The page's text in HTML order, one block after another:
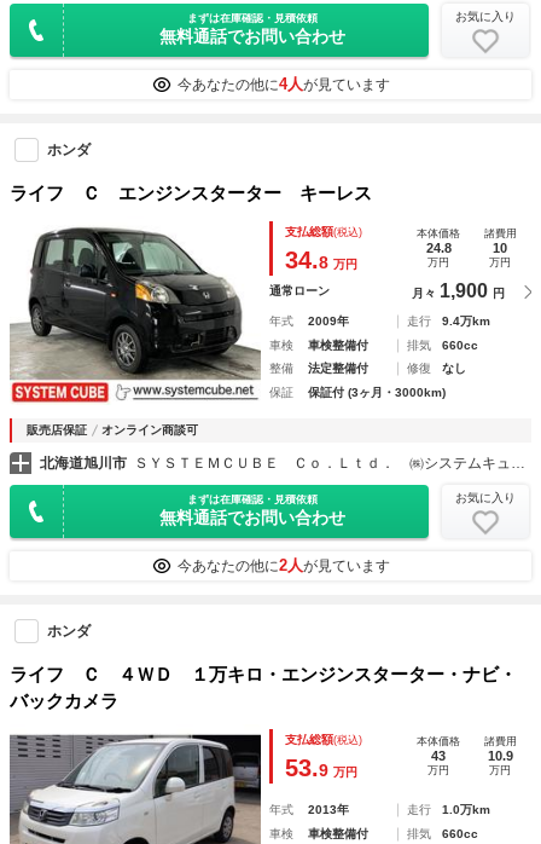
まずは在庫確認・見積依頼
無料通話でお問い合わせ
お気に入り
今あなたの他に4人が見ています
ホンダ
ライフ Ｃ エンジンスターター キーレス
支払総額(税込)
34.8 万円
本体価格
24.8
万円
諸費用
10
万円
通常ローン 月々 1,900 円
年式 2009年 走行
9.4万km
車検
車検整備付 排気
660cc
整備
法定整備付 修復
なし
保証
保証付 (3ヶ月・3000km)
販売店保証 オンライン商談可
北海道旭川市 ＳＹＳＴＥＭＣＵＢＥ Ｃｏ．Ｌｔｄ． ㈱システムキューブ
まずは在庫確認・見積依頼
無料通話でお問い合わせ
お気に入り
今あなたの他に2人が見ています
ホンダ
ライフ Ｃ ４ＷＤ １万キロ・エンジンスターター・ナビ・
バックカメラ
支払総額(税込)
53.9 万円
本体価格
43
万円
諸費用
10.9
万円
年式 2013年 走行
1.0万km
車検
車検整備付 排気
660cc